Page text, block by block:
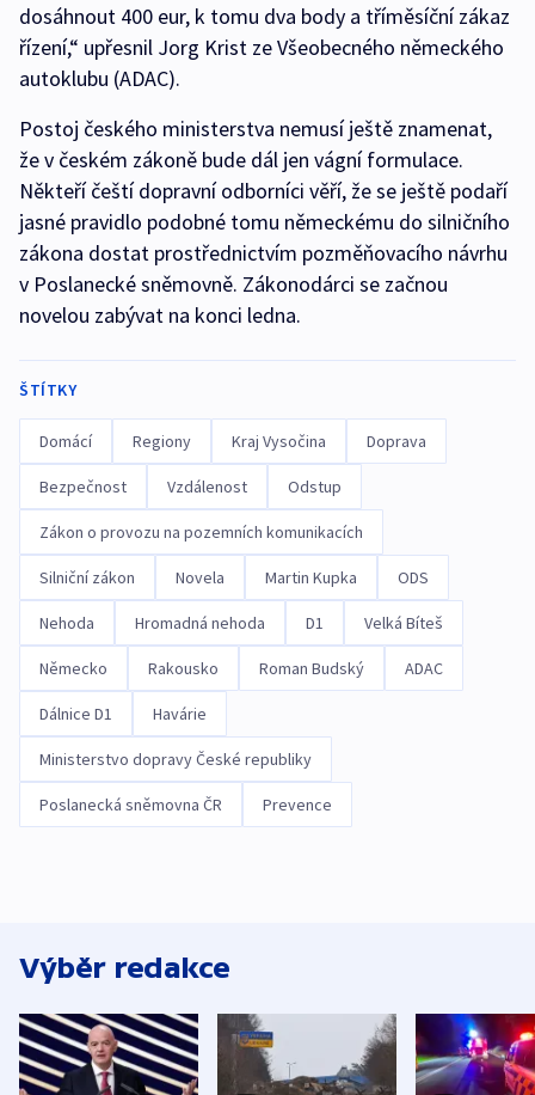
dosáhnout 400 eur, k tomu dva body a tříměsíční zákaz
řízení,“ upřesnil Jorg Krist ze Všeobecného německého
autoklubu (ADAC).
Postoj českého ministerstva nemusí ještě znamenat,
že v českém zákoně bude dál jen vágní formulace.
Někteří čeští dopravní odborníci věří, že se ještě podaří
jasné pravidlo podobné tomu německému do silničního
zákona dostat prostřednictvím pozměňovacího návrhu
v Poslanecké sněmovně. Zákonodárci se začnou
novelou zabývat na konci ledna.
ŠTÍTKY
Domácí Regiony Kraj Vysočina Doprava
Bezpečnost Vzdálenost Odstup
Zákon o provozu na pozemních komunikacích
Silniční zákon Novela Martin Kupka ODS
Nehoda Hromadná nehoda D1 Velká Bíteš
Německo Rakousko Roman Budský ADAC
Dálnice D1 Havárie
Ministerstvo dopravy České republiky
Poslanecká sněmovna ČR Prevence
Výběr redakce